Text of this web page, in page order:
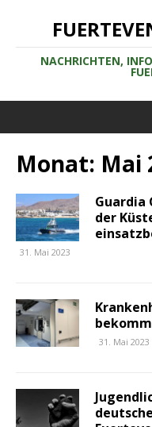
NACHRICHTEN,
Monat: Mai
Guardia
der
31. Mai 2023
31. Mai 2023